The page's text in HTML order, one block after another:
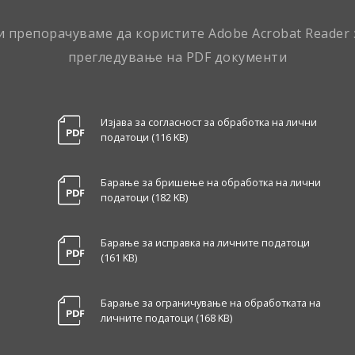
препорачуваме да користите Adobe Acrobat Reader
прегледување на PDF документи
Изјава за согласност за обработка на лични
податоци (116 KB)
Барање за бришење на обработка на лични
податоци (182 KB)
Барање за исправка на личните податоци
(161 KB)
Барање за ограничување на обработката на
личните податоци (168 KB)